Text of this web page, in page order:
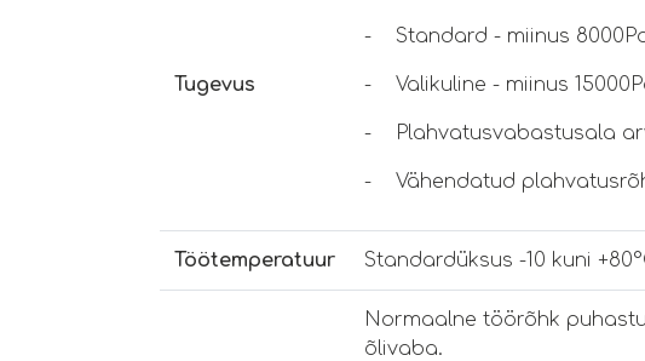
Tugevus
- Standard - miinus
- Valikuline - miinus
- Plahvatusvabastusala
- Vähendatud
Töötemperatuur Standardüksus -10 kuni
Normaalne töörõhk
õlivaba.